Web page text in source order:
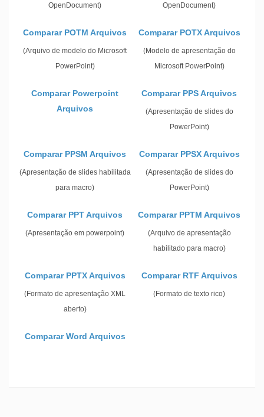
OpenDocument)
OpenDocument)
Comparar POTM Arquivos
(Arquivo de modelo do Microsoft
PowerPoint)
Comparar POTX Arquivos
(Modelo de apresentação do
Microsoft PowerPoint)
Comparar Powerpoint
Arquivos
Comparar PPS Arquivos
(Apresentação de slides do
PowerPoint)
Comparar PPSM Arquivos
(Apresentação de slides habilitada
para macro)
Comparar PPSX Arquivos
(Apresentação de slides do
PowerPoint)
Comparar PPT Arquivos
(Apresentação em powerpoint)
Comparar PPTM Arquivos
(Arquivo de apresentação
habilitado para macro)
Comparar PPTX Arquivos
(Formato de apresentação XML
aberto)
Comparar RTF Arquivos
(Formato de texto rico)
Comparar Word Arquivos